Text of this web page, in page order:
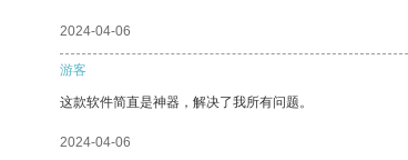
2024-04-06
游客
这款软件简直是神器，解决了我所有问题。
2024-04-06